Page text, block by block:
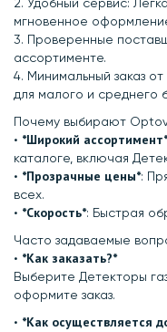
мгновенное
3.⁠ ⁠Проверенные
ассортименте.
4.⁠ ⁠Минимальный заказ
для малого и среднего
Почему выбирают
•⁠ ⁠ *Широкий ассортимент*
каталоге, включая
•⁠ ⁠ *Прозрачные цены*:
всех.
•⁠ ⁠ *Скорость*: Быстрая
Часто задаваемые
•⁠ ⁠*Как заказать?*
Выберите Детекторы
оформите заказ.
•⁠ ⁠ *Как осуществляется